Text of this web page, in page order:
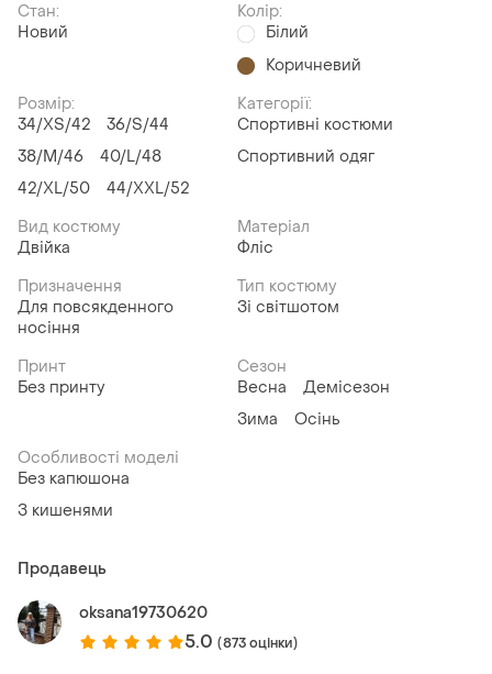
Стан:
Новий
Колір:
Білий
Коричневий
Розмір:
34/XS/42
36/S/44
38/M/46
40/L/48
42/XL/50
44/XXL/52
Категорії:
Спортивні костюми
Спортивний одяг
Вид костюму
Двійка
Матеріал
Фліс
Призначення
Для повсякденного
носіння
Тип костюму
Зі світшотом
Принт
Без принту
Сезон
Весна
Демісезон
Зима
Осінь
Особливості моделі
Без капюшона
З кишенями
Продавець
oksana19730620
5.0 (873 оцінки)